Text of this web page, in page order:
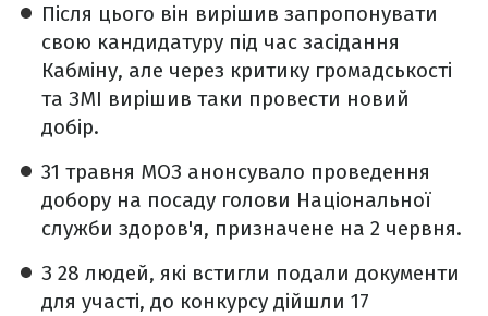
Після цього він вирішив запропонувати
свою кандидатуру під час засідання
Кабміну, але через критику громадськості
та ЗМІ вирішив таки провести новий
добір.
31 травня МОЗ анонсувало проведення
добору на посаду голови Національної
служби здоров'я, призначене на 2 червня.
З 28 людей, які встигли подали документи
для участі, до конкурсу дійшли 17